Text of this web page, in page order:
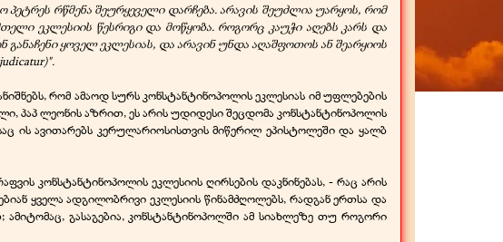
რწმენა შეურყეველი დარჩება. არავის შეუძლია უარყოს, რომ
ეკლესიის წესრიგი და მოწყობა. როგორც კაუჭი აღებს კარს და
ყოველ ეკლესიას, და არავინ უნდა აღაშფოთოს ან შეარყიოს
რომ ამაოდ სურს კონსტანტინოპოლის ეკლესიას იმ უფლებების
პაპ ლეონის აზრით, ეს არის უდიდესი შეცდომა კონსტანტინოპოლის
ის ავითარებს კერულარიოსისთვის მიწერილ ეპისტოლეში და ყალბ
კონსტანტინოპოლის ეკლესიის ღირსების დაკნინებას, - რაც არის
ყველა ადგილობრივი ეკლესიის წინამძღოლებს, რადგან ერთსა და
გასაგებია, კონსტანტინოპოლში ამ სიახლეზე თუ როგორი